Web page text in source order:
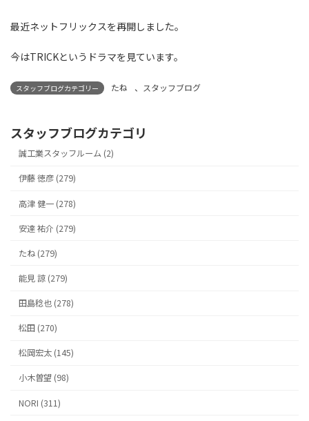
最近ネットフリックスを再開しました。
今はTRICKというドラマを見ています。
スタッフブログカテゴリー たね 、 スタッフブログ
スタッフブログカテゴリ
誠工業スタッフルーム (2)
伊藤 徳彦 (279)
高津 健一 (278)
安達 祐介 (279)
たね (279)
能見 諒 (279)
田島稔也 (278)
松田 (270)
松岡宏太 (145)
小木曽望 (98)
NORI (311)